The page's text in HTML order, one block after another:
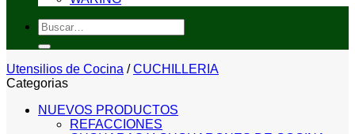
Buscar
por:
Utensilios de Cocina / CUCHILLERIA
Categorias
NUEVOS PRODUCTOS
REFACCIONES